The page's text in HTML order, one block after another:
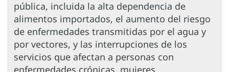
pública, incluida la alta dependencia de
alimentos importados, el aumento del riesgo
de enfermedades transmitidas por el agua y
por vectores, y las interrupciones de los
servicios que afectan a personas con
enfermedades crónicas, mujeres